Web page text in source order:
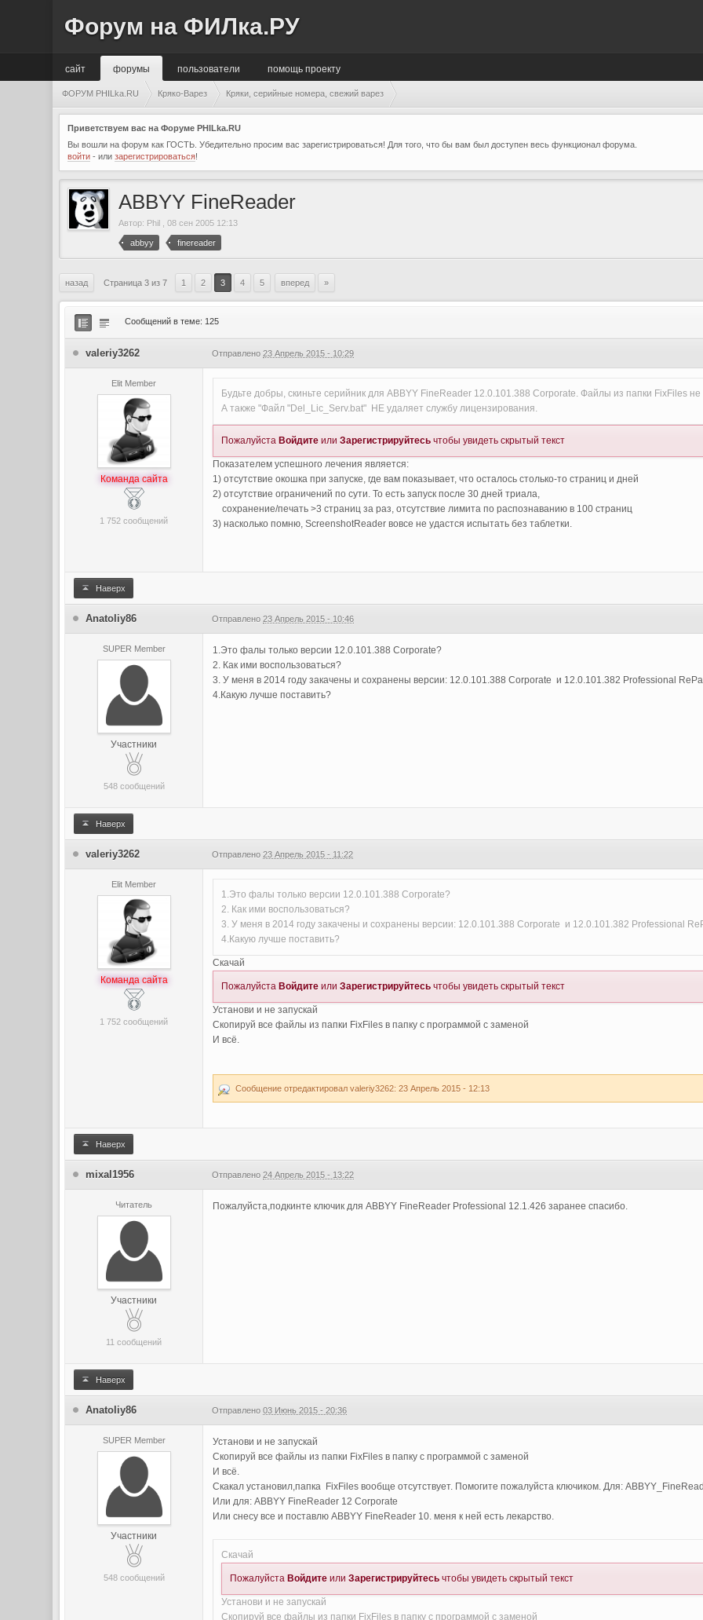
Форум на ФИЛка.РУ
сайт помощь проекту
форумы пользователи
ФОРУМ PHILka.RU Кряко-Варез Кряки, серийные номера, свежий варез
Приветствуем вас на Форуме PHILka.RU
Вы вошли на форум как ГОСТЬ. Убедительно просим вас зарегистрироваться! Для того, что бы вам был доступен весь функционал форума.
войти - илизарегистрироваться!
ABBYY FineReader
Автор: Phil ,08 сен 2005 12:13
abbyy finereader
назад Страница 3 из 7 1 2 3 4 5 вперед »
Сообщений в теме: 125
valeriy3262 Отправлено23 Апрель 2015 - 10:29
Elit Member
Команда сайта
1 752 сообщений
Будьте добры, скиньте серийник для ABBYY FineReader 12.0.101.388 Corporate. Файлы из папки FixFiles
А также "Файл "Del_Lic_Serv.bat" НЕ удаляет службу лицензирования.
Пожалуйста Войдите илиЗарегистрируйтесь чтобы увидеть скрытый текст
Показателем успешного лечения является:
1) отсутствие окошка при запуске, где вам показывает, что осталось столько-то страниц и дней
2) отсутствие ограничений по сути. То есть запуск после 30 дней триала,
сохранение/печать >3 страниц за раз, отсутствие лимита по распознаванию в 100 страниц
3) насколько помню, ScreenshotReader вовсе не удастся испытать без таблетки.
Наверх
Anatoliy86 Отправлено23 Апрель 2015 - 10:46
SUPER Member
Участники
548 сообщений
1.Это фалы только версии 12.0.101.388 Corporate?
2. Как ими воспользоваться?
3. У меня в 2014 году закачены и сохранены версии: 12.0.101.388 Corporate и 12.0.101.382 Professional
4.Какую лучше поставить?
Наверх
valeriy3262 Отправлено23 Апрель 2015 - 11:22
Elit Member
Команда сайта
1 752 сообщений
1.Это фалы только версии 12.0.101.388 Corporate?
2. Как ими воспользоваться?
3. У меня в 2014 году закачены и сохранены версии: 12.0.101.388 Corporate и 12.0.101.382 Professional
4.Какую лучше поставить?
Скачай
Пожалуйста Войдите илиЗарегистрируйтесь чтобы увидеть скрытый текст
Установи и не запускай
Скопируй все файлы из папки FixFiles в папку с программой с заменой
И всё.
Сообщение отредактировал valeriy3262: 23 Апрель 2015 - 12:13
Наверх
mixal1956 Отправлено24 Апрель 2015 - 13:22
Читатель
Участники
11 сообщений
Пожалуйста,подкинте ключик для ABBYY FineReader Professional 12.1.426 заранее спасибо.
Наверх
Anatoliy86 Отправлено03 Июнь 2015 - 20:36
SUPER Member
Участники
548 сообщений
Установи и не запускай
Скопируй все файлы из папки FixFiles в папку с программой с заменой
И всё.
Скакал установил,папка FixFiles вообще отсутствует. Помогите пожалуйста ключиком. Для:
Или для: ABBYY FineReader 12 Corporate
Или снесу все и поставлю ABBYY FineReader 10. меня к ней есть лекарство.
Скачай
Пожалуйста Войдите илиЗарегистрируйтесь чтобы увидеть скрытый текст
Установи и не запускай
Скопируй все файлы из папки FixFiles в папку с программой с заменой